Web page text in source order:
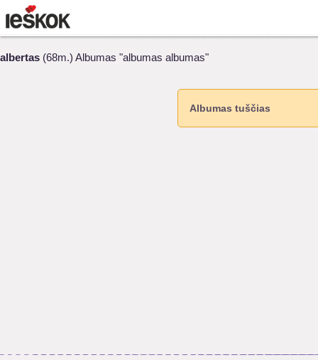
albertas (68m.) Albumas "albumas albumas"
Albumas tuščias